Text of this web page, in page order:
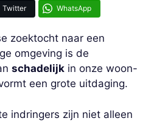
Twitter WhatsApp
zoektocht naar een
omgeving is de
schadelijk in onze woon-
een grote uitdaging.
indringers zijn niet alleen